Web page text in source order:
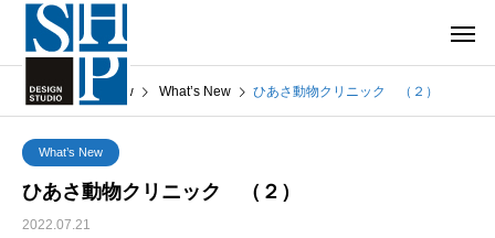
What’s New What’s New ひあさ動物クリニック （２）
What’s New
ひあさ動物クリニック （２）
2022.07.21